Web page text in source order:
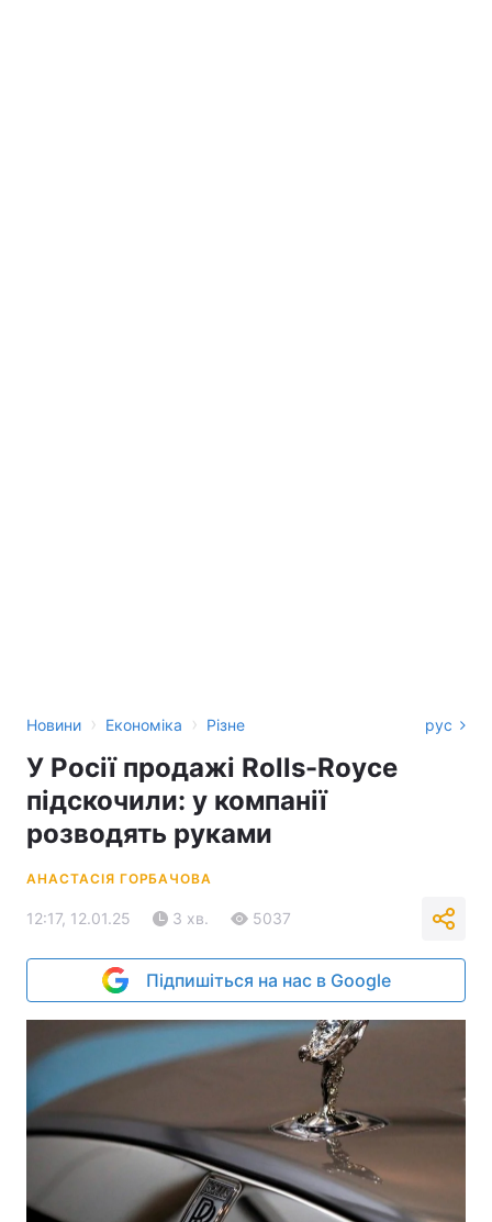
Новини › Економіка › Різне рус
У Росії продажі Rolls-Royce
підскочили: у компанії
розводять руками
АНАСТАСІЯ ГОРБАЧОВА
12:17, 12.01.25 3 хв. 5037
Підпишіться на нас в Google